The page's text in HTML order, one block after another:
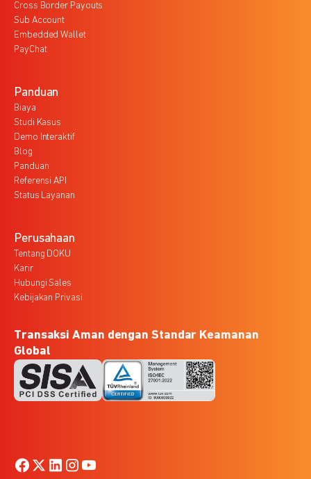
Cross Border Payouts
Sub Account
Embedded Wallet
PayChat
Panduan
Biaya
Studi Kasus
Demo Interaktif
Blog
Panduan
Referensi API
Status Layanan
Perusahaan
Tentang DOKU
Karir
Hubungi Sales
Kebijakan Privasi
Transaksi Aman dengan Standar Keamanan
Global